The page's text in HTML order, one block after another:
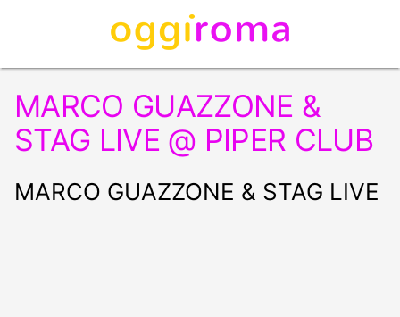
MARCO GUAZZONE &
STAG LIVE @ PIPER CLUB
MARCO GUAZZONE & STAG LIVE